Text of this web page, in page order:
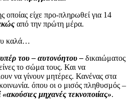
είχε προ-πληρωθεί για 14
από την πρώτη μέρα.
καλά…
υπέρ του – αυτονόητου – δικαιώματος
το σώμα τους. Και να
να γίνουν μητέρες. Κανένας στα
όπου οι ο μισός πληθυσμός –
«ακούσιες μηχανές τεκνοποιίας».